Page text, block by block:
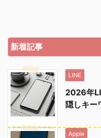
新着記事
LINE
2026年
隠しキー
Apple